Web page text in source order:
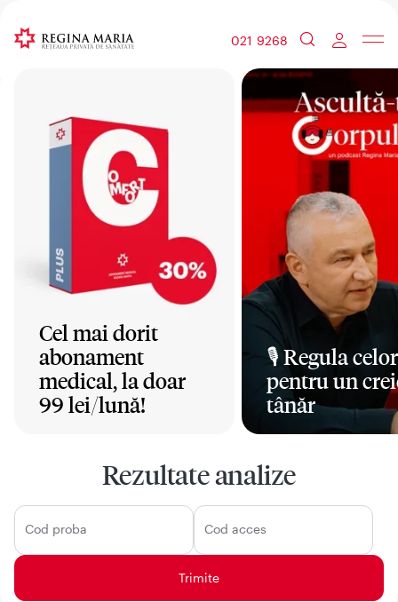
021 9268
Cel mai dorit
abonament
medical, la doar
99 lei/lună!
🎙️ Regula
pentru un
tânăr
Rezultate analize
Cod proba Cod acces